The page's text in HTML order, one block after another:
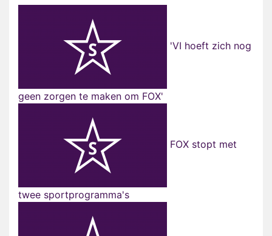
'VI hoeft zich nog
geen zorgen te maken om FOX'
FOX stopt met
twee sportprogramma's